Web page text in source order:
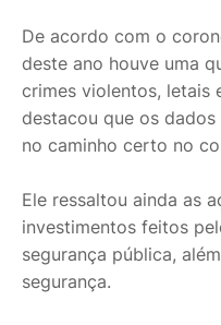
De acordo com o
deste ano houve uma
crimes violentos, letais
destacou que os
no caminho certo no
Ele ressaltou ainda as
investimentos feitos
segurança pública,
segurança.